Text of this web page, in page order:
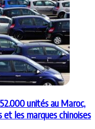
unités au Maroc,
les marques chinoises